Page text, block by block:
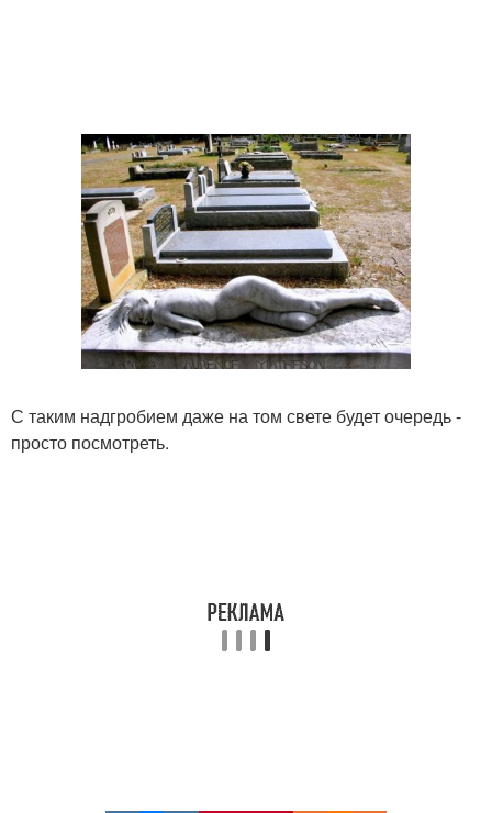
С таким надгробием даже на том свете будет очередь -
просто посмотреть.